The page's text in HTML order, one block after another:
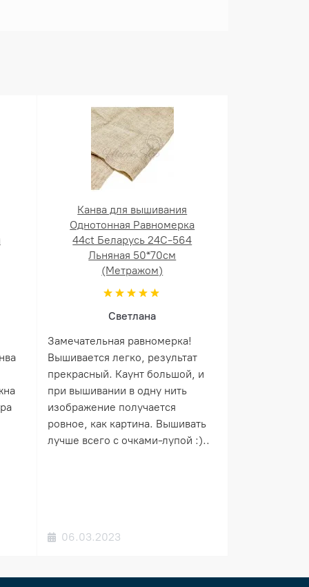
Канва для вышивания
Однотонная Равномерка
44ct Беларусь 24С-564
Льняная 50*70см
(Метражом)
Светлана
Замечательная равномерка!
Вышивается легко, результат
прекрасный. Каунт большой, и
при вышивании в одну нить
изображение получается
ровное, как картина. Вышивать
лучше всего с очками-лупой :)..
06.03.2023